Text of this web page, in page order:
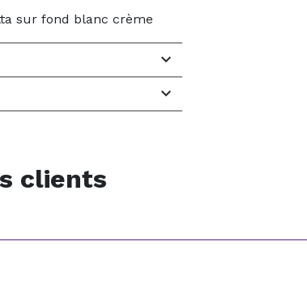
sur fond blanc crème


clients